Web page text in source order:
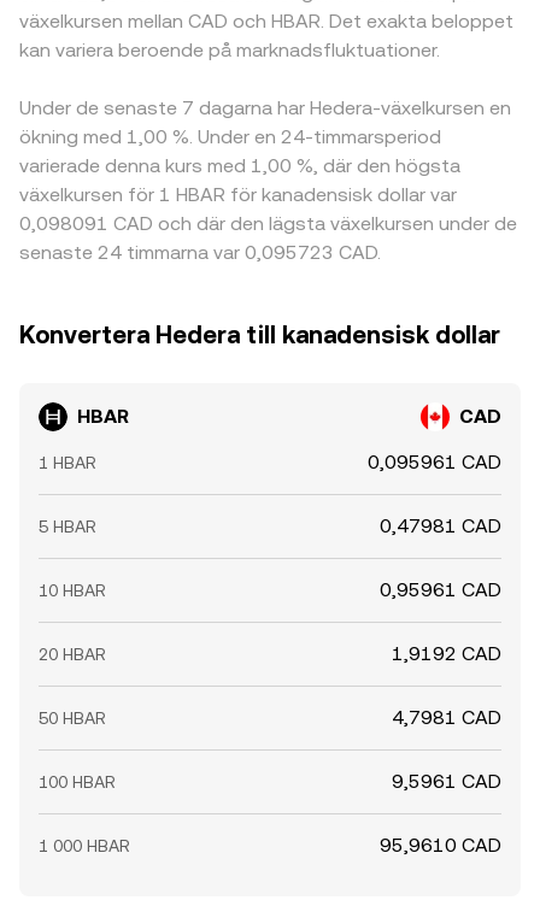
växelkursen mellan CAD och HBAR. Det exakta beloppet
kan variera beroende på marknadsfluktuationer.
Under de senaste 7 dagarna har Hedera-växelkursen en
ökning med 1,00 %. Under en 24-timmarsperiod
varierade denna kurs med 1,00 %, där den högsta
växelkursen för 1 HBAR för kanadensisk dollar var
0,098091 CAD och där den lägsta växelkursen under de
senaste 24 timmarna var 0,095723 CAD.
Konvertera Hedera till kanadensisk dollar
HBAR CAD
1 HBAR 0,095961 CAD
5 HBAR 0,47981 CAD
10 HBAR 0,95961 CAD
20 HBAR 1,9192 CAD
50 HBAR 4,7981 CAD
100 HBAR 9,5961 CAD
1 000 HBAR 95,9610 CAD